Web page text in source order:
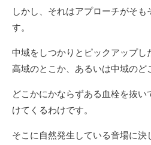
しかし、それはアプローチがそ
す。
中域をしつかりとピックアップし
高域のとこか、あるいは中域のど
どこかにかならずある血栓を抜
けてくるわけです。
そこに自然発生している音場に